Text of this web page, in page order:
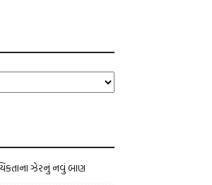
ઝેરનું નવું બાણ